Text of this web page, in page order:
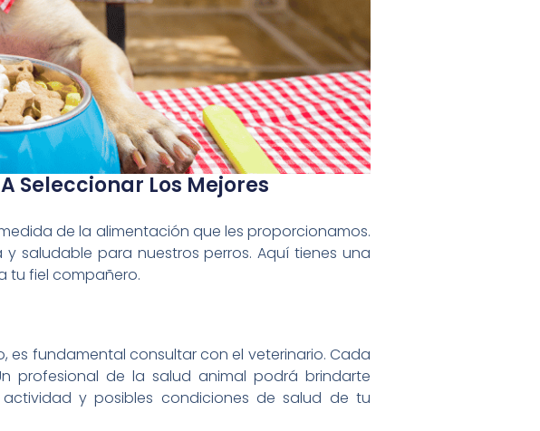
Seleccionar Los Mejores
de la alimentación que les proporcionamos.
saludable para nuestros perros. Aquí tienes una
tu fiel compañero.
es fundamental consultar con el veterinario. Cada
profesional de la salud animal podrá brindarte
y posibles condiciones de salud de tu